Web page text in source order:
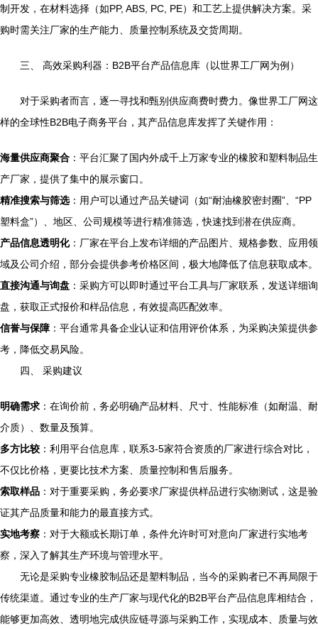
制开发，在材料选择（如PP, ABS, PC, PE）和工艺上提供解决方案。采
购时需关注厂家的生产能力、质量控制系统及交货周期。
三、 高效采购利器：B2B平台产品信息库（以世界工厂网为例）
对于采购者而言，逐一寻找和甄别供应商费时费力。像世界工厂网这
样的全球性B2B电子商务平台，其产品信息库发挥了关键作用：
海量供应商聚合 ：平台汇聚了国内外成千上万家专业的橡胶和塑料制品生
产厂家，提供了集中的展示窗口。
精准搜索与筛选：用户可以通过产品关键词（如“耐油橡胶密封圈”、“PP
塑料盒”）、地区、公司规模等进行精准筛选，快速找到潜在供应商。
产品信息透明化：厂家在平台上发布详细的产品图片、规格参数、应用领
域及公司介绍，部分会提供参考价格区间，极大地降低了信息获取成本。
直接沟通与询盘 ：采购方可以即时通过平台工具与厂家联系，发送详细询
盘，获取正式报价和样品信息，有效提高匹配效率。
信誉与保障 ：平台通常具备企业认证和信用评价体系，为采购决策提供参
考，降低交易风险。
四、 采购建议
明确需求 ：在询价前，务必明确产品材料、尺寸、性能标准（如耐温、耐
介质）、数量及预算。
多方比较 ：利用平台信息库，联系3-5家符合资质的厂家进行综合对比，
不仅比价格，更要比技术方案、质量控制和售后服务。
索取样品 ：对于重要采购，务必要求厂家提供样品进行实物测试，这是验
证其产品质量和能力的最直接方式。
实地考察 ：对于大额或长期订单，条件允许时可对意向厂家进行实地考
察，深入了解其生产环境与管理水平。
无论是采购专业橡胶制品还是塑料制品，当今的采购者已不再局限于
传统渠道。通过专业的生产厂家与现代化的B2B平台产品信息库相结合，
能够更加高效、透明地完成供应链寻源与采购工作，实现成本、质量与效